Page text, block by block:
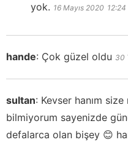
yok. 16 Mayıs 2020 12:24
hande: Çok güzel oldu 30
sultan: Kevser hanım
bilmiyorum sayenizde
defalarca olan bişey 😊